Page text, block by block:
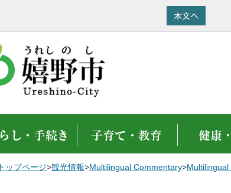
トップページ>観光情報>Multilingual Commentary>